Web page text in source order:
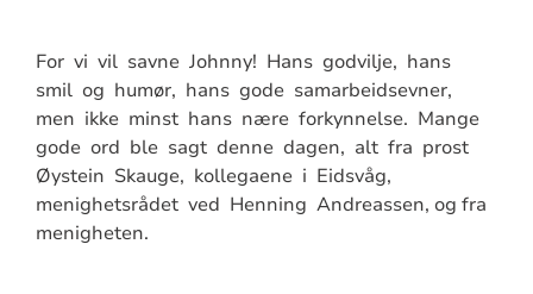
For vi vil savne Johnny! Hans godvilje, hans
smil og humør, hans gode samarbeidsevner,
men ikke minst hans nære forkynnelse. Mange
gode ord ble sagt denne dagen, alt fra prost
Øystein Skauge, kollegaene i Eidsvåg,
menighetsrådet ved Henning Andreassen, og fra
menigheten.